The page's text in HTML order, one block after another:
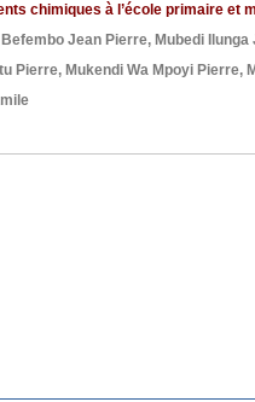
chimiques à l’école primaire et
Befembo Jean Pierre, Mubedi Ilunga
Pierre, Mukendi Wa Mpoyi Pierre,